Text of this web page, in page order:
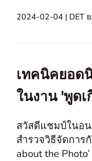
2024-02-04 | DET
เทคนิคยอด
ในงาน 'พูด
สวัสดีแชมป์ในอน
สำรวจวิธีจัดการ
about the Photo’ คืออะไร: ส่วนนี้ จากคู่มือการศึกษาอย่างเป็น